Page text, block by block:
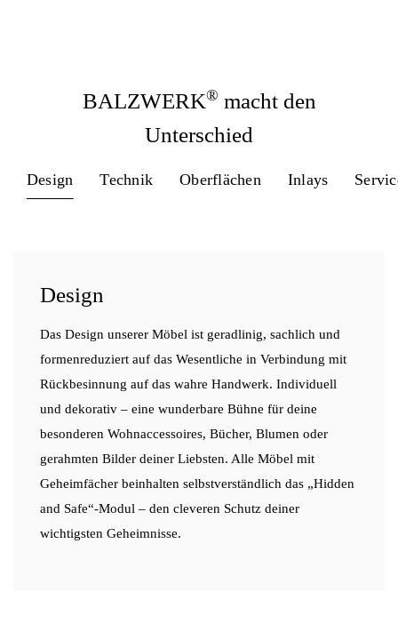
BALZWERK® macht den
Unterschied
Design Technik Oberflächen Inlays
Design
Das Design unserer Möbel ist geradlinig, sachlich und
formenreduziert auf das Wesentliche in Verbindung mit
Rückbesinnung auf das wahre Handwerk. Individuell
und dekorativ – eine wunderbare Bühne für deine
besonderen Wohnaccessoires, Bücher, Blumen oder
gerahmten Bilder deiner Liebsten. Alle Möbel mit
Geheimfächer beinhalten selbstverständlich das „Hidden
and Safe“-Modul – den cleveren Schutz deiner
wichtigsten Geheimnisse.